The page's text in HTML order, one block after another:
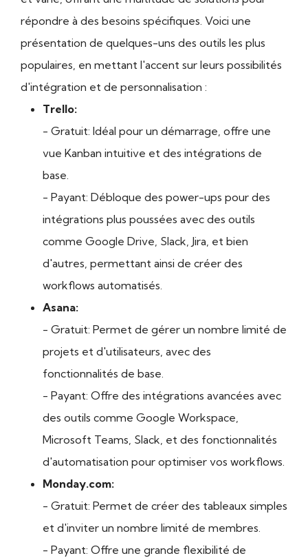
répondre à des besoins spécifiques. Voici une
présentation de quelques-uns des outils les plus
populaires, en mettant l'accent sur leurs possibilités
d'intégration et de personnalisation :
Trello:
- Gratuit: Idéal pour un démarrage, offre une
vue Kanban intuitive et des intégrations de
base.
- Payant: Débloque des power-ups pour des
intégrations plus poussées avec des outils
comme Google Drive, Slack, Jira, et bien
d'autres, permettant ainsi de créer des
workflows automatisés.
Asana:
- Gratuit: Permet de gérer un nombre limité de
projets et d'utilisateurs, avec des
fonctionnalités de base.
- Payant: Offre des intégrations avancées avec
des outils comme Google Workspace,
Microsoft Teams, Slack, et des fonctionnalités
d'automatisation pour optimiser vos workflows.
Monday.com:
- Gratuit: Permet de créer des tableaux simples
et d'inviter un nombre limité de membres.
- Payant: Offre une grande flexibilité de